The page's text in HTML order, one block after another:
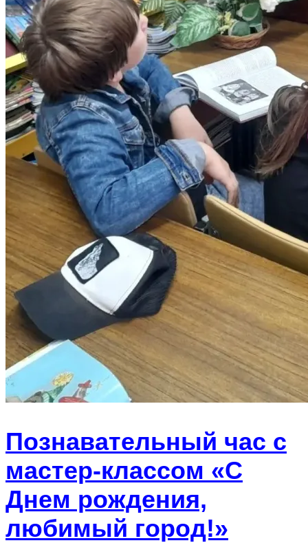
Познавательный час с
мастер-классом «С
Днем рождения,
любимый город!»